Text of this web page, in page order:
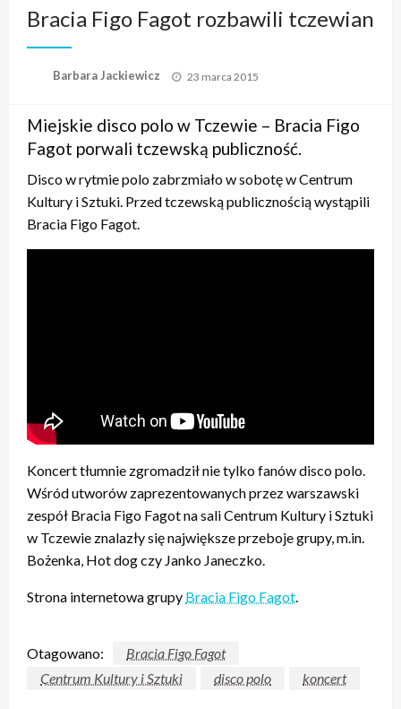
Bracia Figo Fagot rozbawili tczewian
Barbara Jackiewicz
Opublikowane
23 marca 2015
Miejskie disco polo w Tczewie – Bracia Figo
Fagot porwali tczewską publiczność.
Disco w rytmie polo zabrzmiało w sobotę w Centrum
Kultury i Sztuki. Przed tczewską publicznością wystąpili
Bracia Figo Fagot.
Koncert tłumnie zgromadził nie tylko fanów disco polo.
Wśród utworów zaprezentowanych przez warszawski
zespół Bracia Figo Fagot na sali Centrum Kultury i Sztuki
w Tczewie znalazły się największe przeboje grupy, m.in.
Bożenka, Hot dog czy Janko Janeczko.
Strona internetowa grupy Bracia Figo Fagot.
Otagowano:
Bracia Figo Fagot
Centrum Kultury i Sztuki
disco polo koncert